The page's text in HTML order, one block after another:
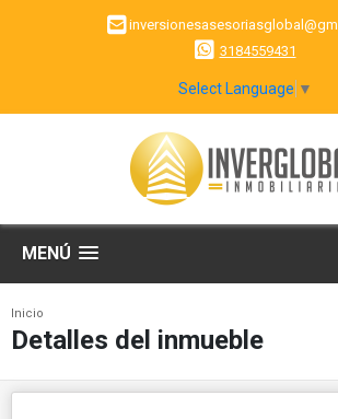
3184559431
Select Language ▼
MENÚ
Inicio
Detalles del inmueble